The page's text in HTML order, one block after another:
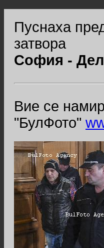
Пуснаха
затвора
София -
Вие се
"БулФото"